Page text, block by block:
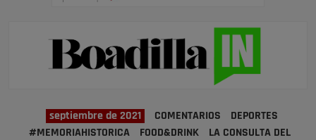
septiembre de 2021 COMENTARIOS
DEPORTES
#MEMORIAHISTORICA
FOOD&DRINK LA CONSULTA DEL